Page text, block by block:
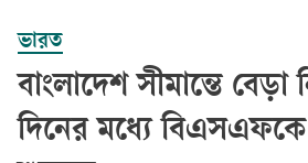
ভারত
বাংলাদেশ সীমান্তে বেড়া
দিনের মধ্যে বিএসএফকে